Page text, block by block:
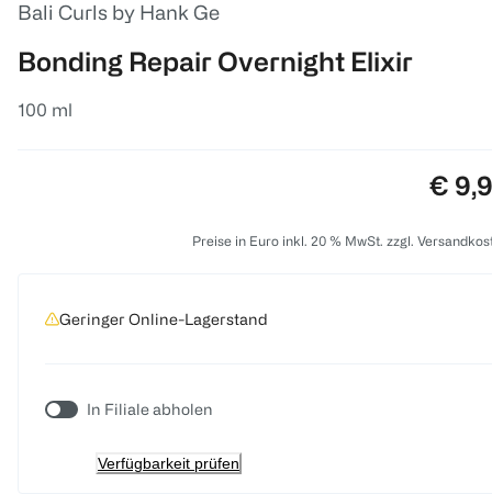
Bali Curls by Hank Ge
Bonding Repair Overnight Elixir
100 ml
€
Preise in Euro inkl. 20 % MwSt. zzgl.
Geringer Online-Lagerstand
In Filiale abholen
Verfügbarkeit prüfen